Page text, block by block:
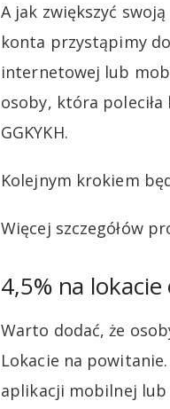
A jak zwiększyć
konta przystąpimy
internetowej lub
osoby, która
GGKYKH.
Kolejnym krokiem
Więcej szczegółów
4,5% na
Warto dodać, że
Lokacie na
aplikacji mobilnej lub